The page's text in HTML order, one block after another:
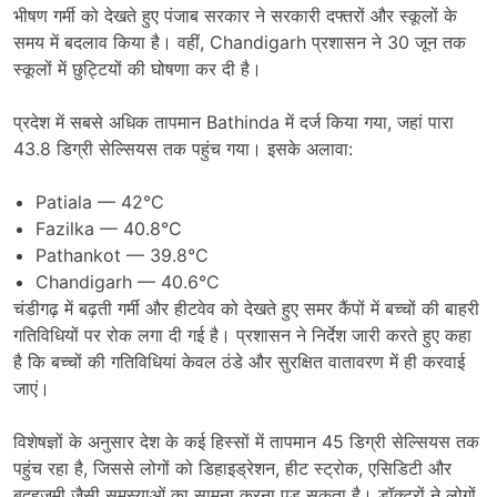
भीषण गर्मी को देखते हुए पंजाब सरकार ने सरकारी दफ्तरों और स्कूलों के
समय में बदलाव किया है। वहीं, Chandigarh प्रशासन ने 30 जून तक
स्कूलों में छुट्टियों की घोषणा कर दी है।
प्रदेश में सबसे अधिक तापमान Bathinda में दर्ज किया गया, जहां पारा
43.8 डिग्री सेल्सियस तक पहुंच गया। इसके अलावा:
Patiala — 42°C
Fazilka — 40.8°C
Pathankot — 39.8°C
Chandigarh — 40.6°C
चंडीगढ़ में बढ़ती गर्मी और हीटवेव को देखते हुए समर कैंपों में बच्चों की बाहरी
गतिविधियों पर रोक लगा दी गई है। प्रशासन ने निर्देश जारी करते हुए कहा
है कि बच्चों की गतिविधियां केवल ठंडे और सुरक्षित वातावरण में ही करवाई
जाएं।
विशेषज्ञों के अनुसार देश के कई हिस्सों में तापमान 45 डिग्री सेल्सियस तक
पहुंच रहा है, जिससे लोगों को डिहाइड्रेशन, हीट स्ट्रोक, एसिडिटी और